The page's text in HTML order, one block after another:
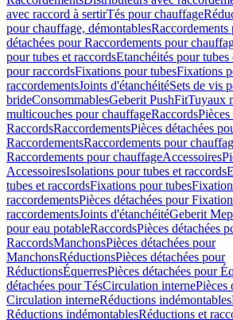
avec raccord à sertirTés pour chauffage
pour chauffage, démontables
détachées pour Raccordements pour
pour tubes et raccordsEtanchéités pour tubes
pour raccordsFixations pour tubesFixations
raccordementsJoints d'étanchéitéSets de vis
brideConsommablesGeberit PushFitTuyaux
multicouches pour chauffageRaccords
RaccordsRaccordementsPièces détachées
RaccordementsRaccordements pour
Raccordements pour chauffageAccessoires
AccessoiresIsolations pour tubes et raccords
tubes et raccordsFixations pour tubes
raccordementsPièces détachées pour
raccordementsJoints d'étanchéitéGeberit
pour eau potableRaccordsPièces détachées
RaccordsManchonsPièces détachées pour
ManchonsRéductionsPièces détachées pour
RéductionsÉquerresPièces détachées pour
détachées pour TésCirculation internePièces
Circulation interneRéductions indémontables
Réductions indémontablesRéductions et